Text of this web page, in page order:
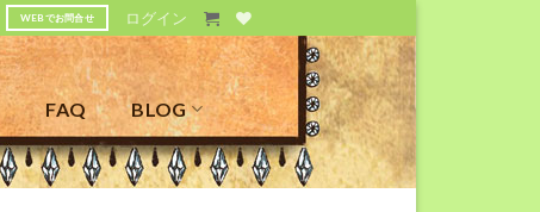
WEBでお問合せ ログイン
FAQ BLOG